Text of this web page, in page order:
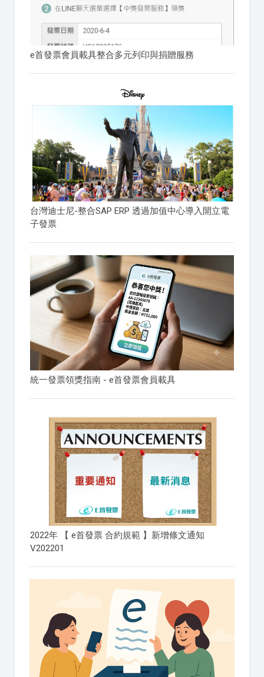
e首發票會員載具整合多元列印與捐贈服務
台灣迪士尼-整合SAP ERP 透過加值中心導入開立電
子發票
統一發票領獎指南 - e首發票會員載具
2022年 【 e首發票 合約規範 】新增條文通知
V202201